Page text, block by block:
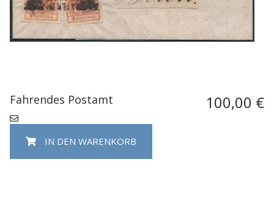
Fahrendes Postamt 100,00 €
IN DEN WARENKORB